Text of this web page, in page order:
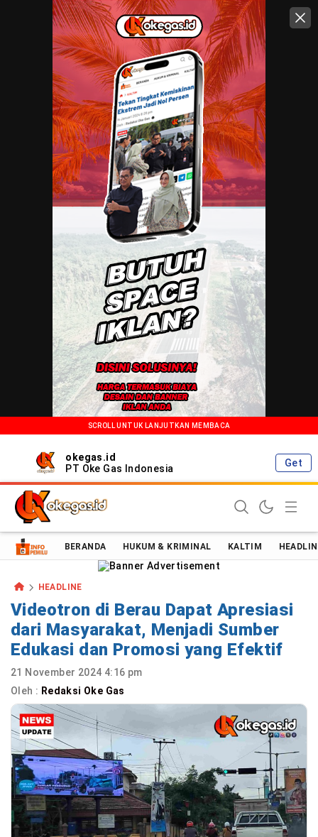
SCROLL UNTUK LANJUTKAN MEMBACA
okegas.id
PT Oke Gas Indonesia
Get
Oke Gas Indonesia | Energi Positif Informasi Terkini!
BERANDA HUKUM & KRIMINAL KALTIM
HEADLINE
Videotron di Berau Dapat Apresiasi
dari Masyarakat, Menjadi Sumber
Edukasi dan Promosi yang Efektif
21 November 2024 4:16 pm
Oleh : Redaksi Oke Gas